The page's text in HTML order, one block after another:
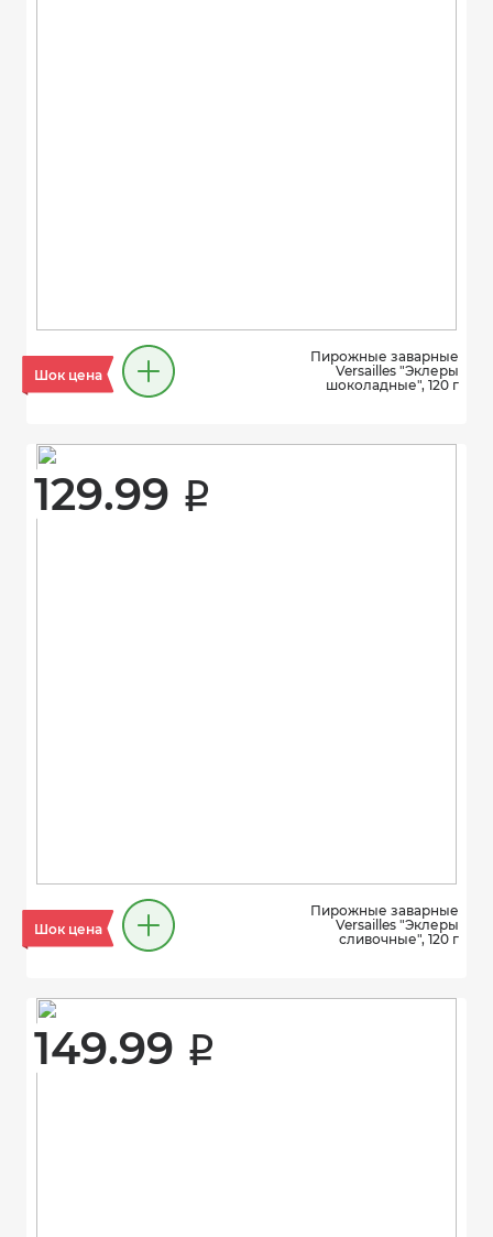
Шок цена
Пирожные заварные
Versailles "Эклеры
шоколадные", 120 г
129.99 i
Шок цена
Пирожные заварные
Versailles "Эклеры
сливочные", 120 г
149.99 i